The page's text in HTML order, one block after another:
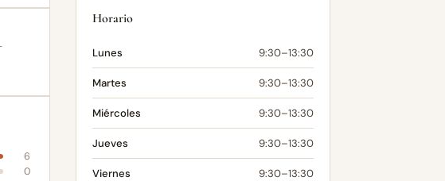
6
0
Horario
Lunes 9:30–13:30
Martes 9:30–13:30
Miércoles 9:30–13:30
Jueves 9:30–13:30
Viernes 9:30–13:30